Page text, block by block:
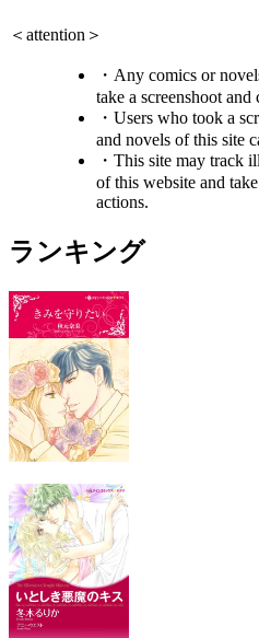
＜attention＞
・Any comics or
take a screenshoot and
・Users who took a
and novels of this site
・This site may track
of this website and
actions.
ランキング